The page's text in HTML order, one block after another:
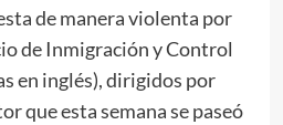
de manera violenta por
de Inmigración y Control
en inglés), dirigidos por
que esta semana se paseó